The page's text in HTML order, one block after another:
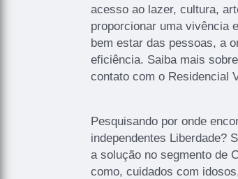
acesso ao lazer, cultura,
proporcionar uma vivência
bem estar das pessoas, a
eficiência. Saiba mais
contato com o Residencial
Pesquisando por onde
independentes Liberdade?
a solução no segmento de
como, cuidados com